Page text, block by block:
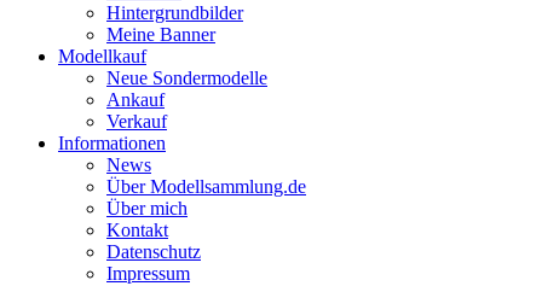
Hintergrundbilder
Meine Banner
Modellkauf
Neue Sondermodelle
Ankauf
Verkauf
Informationen
News
Über Modellsammlung.de
Über mich
Kontakt
Datenschutz
Impressum